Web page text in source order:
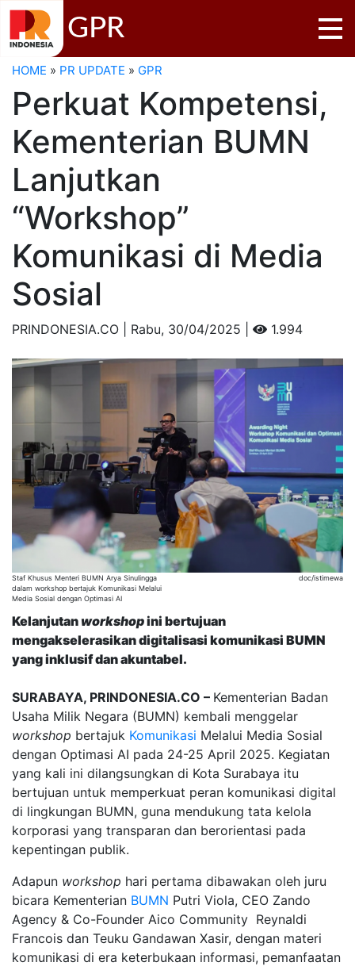
GPR
HOME » PR UPDATE » GPR
Perkuat Kompetensi,
Kementerian BUMN
Lanjutkan
“Workshop”
Komunikasi di Media
Sosial
PRINDONESIA.CO | Rabu, 30/04/2025 | 1.994
Staf Khusus Menteri BUMN Arya Sinulingga
dalam workshop bertajuk Komunikasi Melalui
Media Sosial dengan Optimasi AI
doc/istimewa
Kelanjutan workshopini bertujuan
mengakselerasikandigitalisasi komunikasi BUMN
yang inklusif dan akuntabel.
SURABAYA, PRINDONESIA.CO – Kementerian Badan
Usaha Milik Negara (BUMN) kembali menggelar
workshop bertajuk Komunikasi Melalui Media Sosial
dengan Optimasi AI pada 24-25 April 2025. Kegiatan
yang kali ini dilangsungkan di Kota Surabaya itu
bertujuan untuk memperkuat peran komunikasi digital
di lingkungan BUMN, guna mendukung tata kelola
korporasi yang transparan dan berorientasi pada
kepentingan publik.
Adapun workshop hari pertama dibawakan oleh juru
bicara Kementerian BUMN Putri Viola, CEO Zando
Agency & Co-Founder Aico Community Reynaldi
Francois dan Teuku Gandawan Xasir, dengan materi
komunikasi di era keterbukaan informasi, pemanfaatan